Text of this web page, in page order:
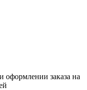
оформлении заказа на